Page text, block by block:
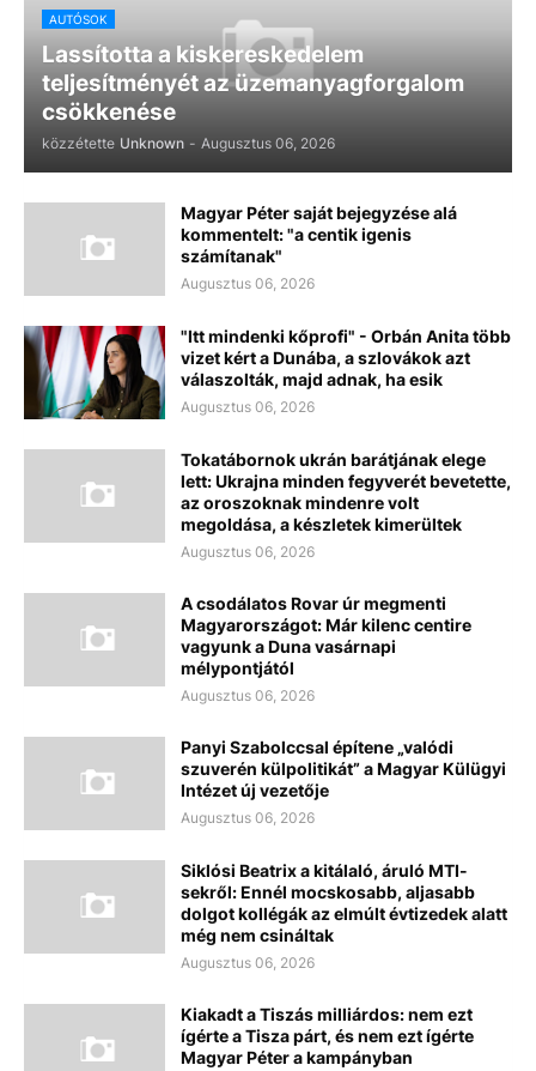
AUTÓSOK
Lassította a kiskereskedelem
teljesítményét az üzemanyagforgalom
csökkenése
közzétette Unknown - Augusztus 06, 2026
Magyar Péter saját bejegyzése alá
kommentelt: "a centik igenis
számítanak"
Augusztus 06, 2026
"Itt mindenki kőprofi" - Orbán Anita több
vizet kért a Dunába, a szlovákok azt
válaszolták, majd adnak, ha esik
Augusztus 06, 2026
Tokatábornok ukrán barátjának elege
lett: Ukrajna minden fegyverét bevetette,
az oroszoknak mindenre volt
megoldása, a készletek kimerültek
Augusztus 06, 2026
A csodálatos Rovar úr megmenti
Magyarországot: Már kilenc centire
vagyunk a Duna vasárnapi
mélypontjától
Augusztus 06, 2026
Panyi Szabolccsal építene „valódi
szuverén külpolitikát” a Magyar Külügyi
Intézet új vezetője
Augusztus 06, 2026
Siklósi Beatrix a kitálaló, áruló MTI-
sekről: Ennél mocskosabb, aljasabb
dolgot kollégák az elmúlt évtizedek alatt
még nem csináltak
Augusztus 06, 2026
Kiakadt a Tiszás milliárdos: nem ezt
ígérte a Tisza párt, és nem ezt ígérte
Magyar Péter a kampányban